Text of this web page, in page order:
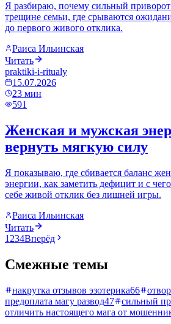
Я разбираю, почему сильный
трещине семьи, где срываются
до первого живого отклика.
Раиса Ильинская
Читать
praktiki-i-ritualy
15.07.2026
23 мин
591
Женская и мужская
вернуть мягкую силу
Я показываю, где сбивается баланс
энергии, как заметить дефицит и с
себе живой отклик без лишней игры.
Раиса Ильинская
Читать
1 234Вперёд
Смежные темы
накрутка отзывов эзотерика66
предоплата магу развод47 сильный
отличить настоящего мага от